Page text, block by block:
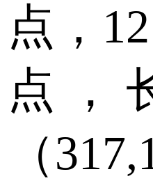
点，
点
，
（